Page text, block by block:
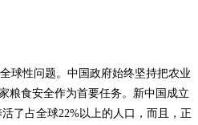
球性问题。中国政府始终坚持把农业
粮食安全作为首要任务。新中国成立
了占全球22%以上的人口，而且，正